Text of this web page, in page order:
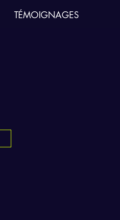
TÉMOIGNAGES